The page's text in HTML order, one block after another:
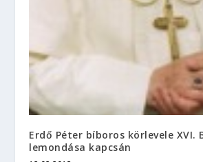
Erdő Péter bíboros körlevele XVI.
lemondása kapcsán